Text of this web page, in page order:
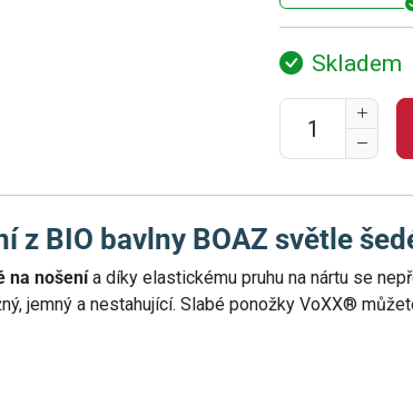
Skladem
z BIO bavlny BOAZ světle
na nošenía díky elastickému pruhu na nártu se
jemný a nestahující. Slabé ponožky VoXX®